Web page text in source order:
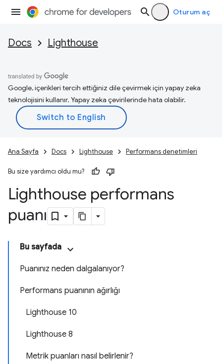
Oturum aç
Docs Lighthouse
Google, içerikleri tercih ettiğiniz dile çevirmek için yapay zeka
teknolojisini kullanır. Yapay zeka çevirilerinde hata olabilir.
Ana Sayfa Docs Lighthouse Performans denetimleri
Bu size yardımcı oldu mu?
Lighthouse performans
puanı
Bu sayfada
Puanınız neden dalgalanıyor?
Performans puanının ağırlığı
Lighthouse 10
Lighthouse 8
Metrik puanları nasıl belirlenir?